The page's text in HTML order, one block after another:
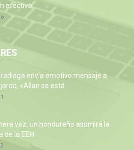
efectivo...
envía emotivo mensaje a
«Allan se está...
vez, un hondureño asumirá la
de la EEH